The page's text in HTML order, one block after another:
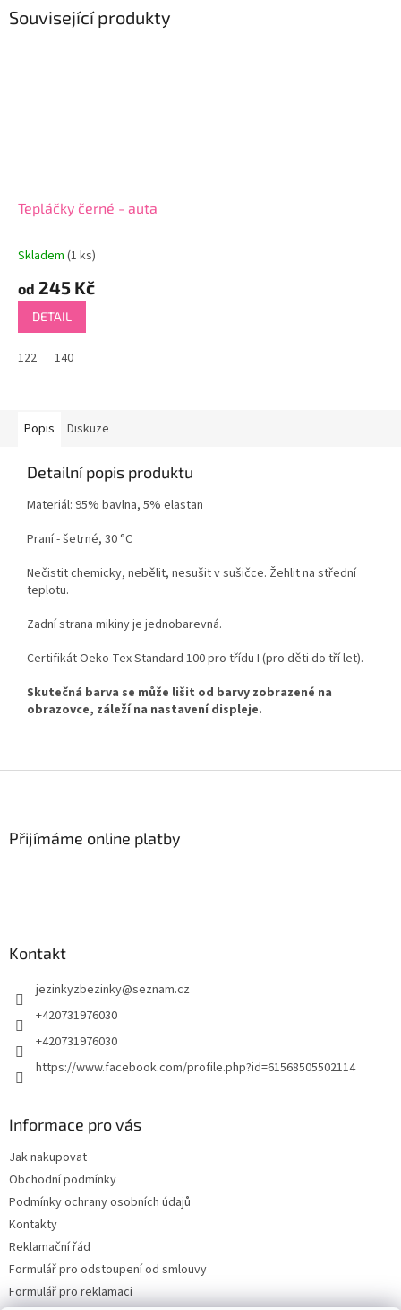
Související produkty
Tepláčky černé - auta
Skladem (1 ks)
od 245 Kč
DETAIL
122 140
Popis Diskuze
Detailní popis produktu
Materiál: 95% bavlna, 5% elastan
Praní - šetrné, 30 °C
Nečistit chemicky, nebělit, nesušit v sušičce. Žehlit na střední
teplotu.
Zadní strana mikiny je jednobarevná.
Certifikát Oeko-Tex Standard 100 pro třídu I (pro děti do tří let).
Skutečná barva se může lišit od barvy zobrazené na
obrazovce, záleží na nastavení displeje.
Přijímáme online platby
Kontakt
jezinkyzbezinky@seznam.cz
+420731976030
+420731976030
https://www.facebook.com/profile.php?id=61568505502114
Informace pro vás
Jak nakupovat
Obchodní podmínky
Podmínky ochrany osobních údajů
Kontakty
Reklamační řád
Formulář pro odstoupení od smlouvy
Formulář pro reklamaci